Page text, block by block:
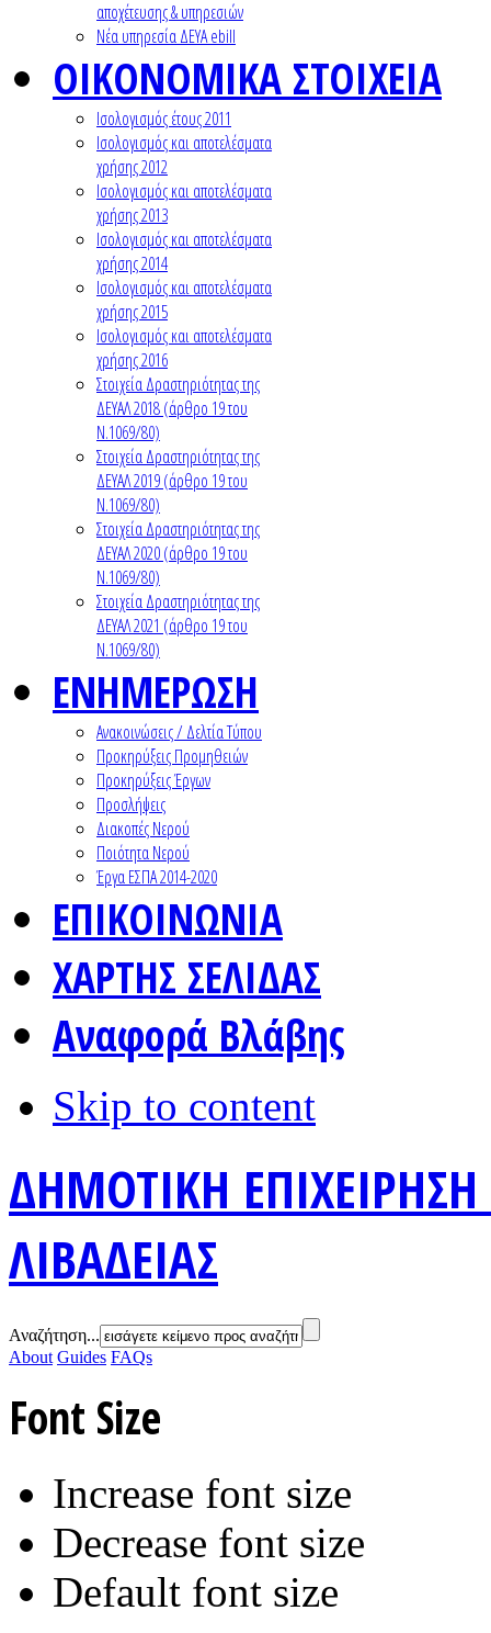
αποχέτευσης & υπηρεσιών
Nέα υπηρεσία ΔΕΥΑ ebill
ΟΙΚΟΝΟΜΙΚΑ ΣΤΟΙΧΕΙΑ
Ισολογισμός έτους 2011
Ισολογισμός και αποτελέσματα
χρήσης 2012
Ισολογισμός και αποτελέσματα
χρήσης 2013
Ισολογισμός και αποτελέσματα
χρήσης 2014
Ισολογισμός και αποτελέσματα
χρήσης 2015
Ισολογισμός και αποτελέσματα
χρήσης 2016
Στοιχεία Δραστηριότητας της
ΔΕΥΑΛ 2018 (άρθρο 19 του
Ν.1069/80)
Στοιχεία Δραστηριότητας της
ΔΕΥΑΛ 2019 (άρθρο 19 του
Ν.1069/80)
Στοιχεία Δραστηριότητας της
ΔΕΥΑΛ 2020 (άρθρο 19 του
Ν.1069/80)
Στοιχεία Δραστηριότητας της
ΔΕΥΑΛ 2021 (άρθρο 19 του
Ν.1069/80)
ΕΝΗΜΕΡΩΣΗ
Ανακοινώσεις / Δελτία Τύπου
Προκηρύξεις Προμηθειών
Προκηρύξεις Έργων
Προσλήψεις
Διακοπές Νερού
Ποιότητα Νερού
Έργα ΕΣΠΑ 2014-2020
ΕΠΙΚΟΙΝΩΝΙΑ
ΧΑΡΤΗΣ ΣΕΛΙΔΑΣ
Αναφορά Βλάβης
Skip to content
ΔΗΜΟΤΙΚΗ
ΛΙΒΑΔΕΙΑΣ
Αναζήτηση...
About Guides FAQs
Font Size
Increase font size
Decrease font size
Default font size